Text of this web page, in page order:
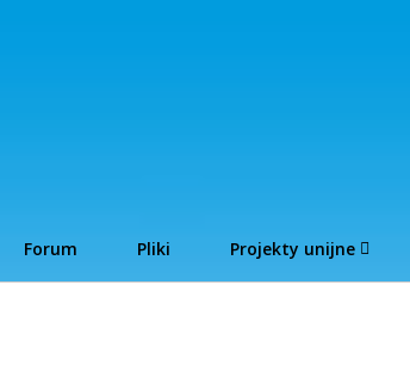
Forum Pliki Projekty unijne